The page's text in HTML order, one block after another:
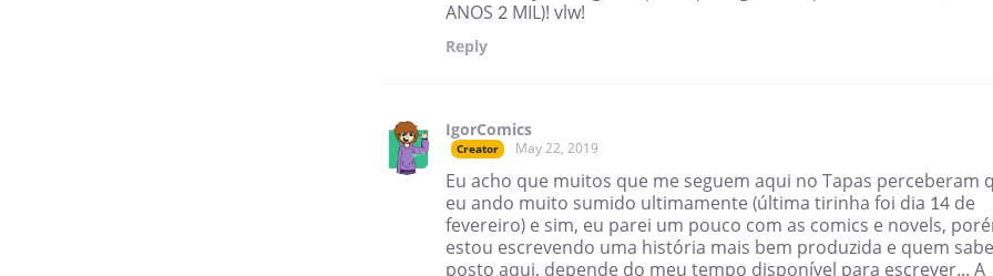
ANOS 2 MIL)! vlw!
Reply
IgorComics
Creator May 22, 2019
Eu acho que muitos que me seguem aqui no Tapas perceberam
eu ando muito sumido ultimamente (última tirinha foi dia 14 de
fevereiro) e sim, eu parei um pouco com as comics e novels,
estou escrevendo uma história mais bem produzida e quem
posto aqui, depende do meu tempo disponível para escrever... A